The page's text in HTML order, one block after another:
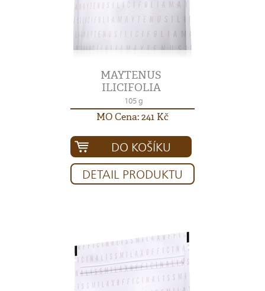
MAYTENUS
ILICIFOLIA
105 g
MO Cena: 241 Kč
DO KOŠÍKU
DETAIL PRODUKTU